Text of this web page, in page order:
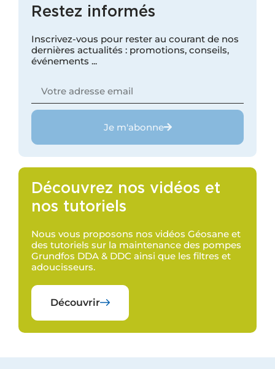
Restez informés
Inscrivez-vous pour rester au courant de nos
dernières actualités : promotions, conseils,
événements ...
Je m'abonne
Découvrez nos vidéos et
nos tutoriels
Nous vous proposons nos vidéos Géosane et
des tutoriels sur la maintenance des pompes
Grundfos DDA & DDC ainsi que les filtres et
adoucisseurs.
Découvrir